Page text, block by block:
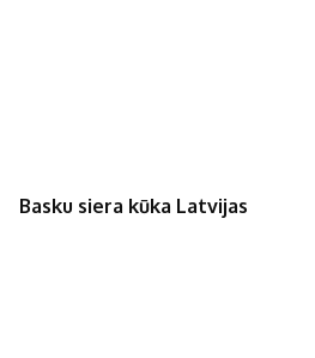
Basku siera kūka Latvijas